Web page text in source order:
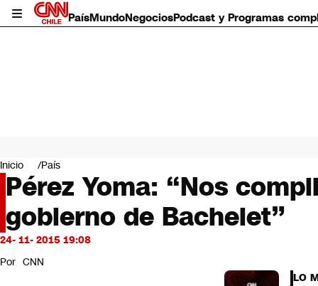
PaísMundoNegociosPodcast y Programas
Mundo
Negocios
Deportes
Programas completos
Cultura
Servicios
Bits
CNN Data
Inicio País
Pérez Yoma: “Nos
gobierno de Bachelet”
24- 11- 2015 19:08
Por CNN
LO